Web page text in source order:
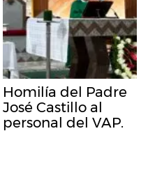
Homilía del Padre
José Castillo al
personal del VAP.